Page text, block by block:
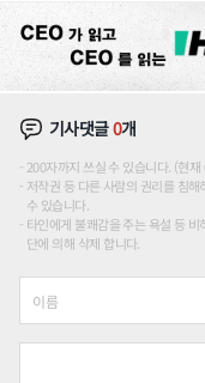
기사댓글0개
200자까지 쓰실 수 있습니다. (현
저작권 등 다른 사람의 권리를 침
수 있습니다.
타인에게 불쾌감을 주는 욕설 등
단에 의해 삭제 합니다.